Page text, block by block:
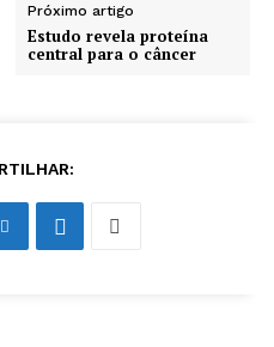
Próximo artigo
Estudo revela proteína
central para o câncer